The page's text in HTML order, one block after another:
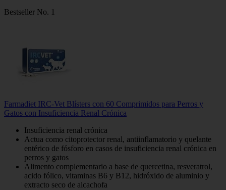
Bestseller No. 1
Farmadiet IRC-Vet Blísters con 60 Comprimidos para Perros y
Gatos con Insuficiencia Renal Crónica
Insuficiencia renal crónica
Actua como citoprotector renal, antiinflamatorio y quelante
entérico de fósforo en casos de insuficiencia renal crónica en
perros y gatos
Alimento complementario a base de quercetina, resveratrol,
acido fólico, vitaminas B6 y B12, hidróxido de aluminio y
extracto seco de alcachofa